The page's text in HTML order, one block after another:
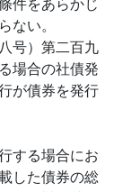
い。
号）第二百九
場合の社債発
が債券を発行
する場合にお
した債券の総